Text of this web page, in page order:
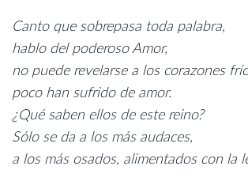
Canto que sobrepasa toda palabra,
hablo del poderoso Amor,
no puede revelarse a los corazones
poco han sufrido de amor.
¿Qué saben ellos de este reino?
Sólo se da a los más audaces,
a los más osados, alimentados con la